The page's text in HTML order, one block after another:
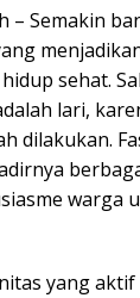
– Semakin
sehat.
lari,
dilakukan.
warga
yang